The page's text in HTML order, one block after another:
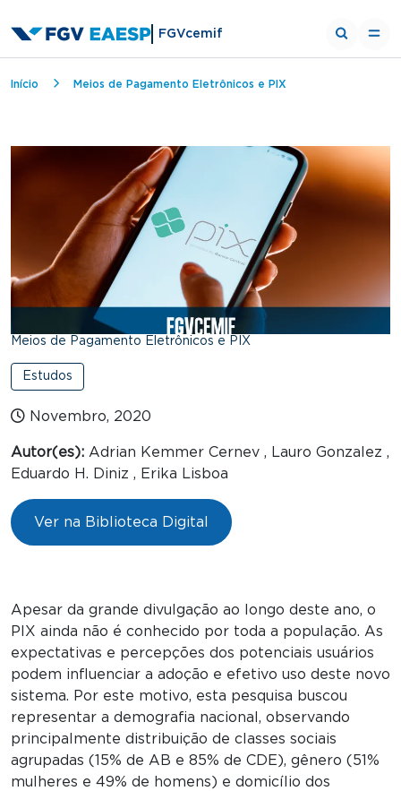
FGVcemif
Trilha de navegação
Início Meios de Pagamento Eletrônicos e PIX
Meios de Pagamento Eletrônicos e PIX
Estudos
Novembro, 2020
Autor(es): Adrian Kemmer Cernev , Lauro Gonzalez ,
Eduardo H. Diniz , Erika Lisboa
Ver na Biblioteca Digital
Apesar da grande divulgação ao longo deste ano, o
PIX ainda não é conhecido por toda a população. As
expectativas e percepções dos potenciais usuários
podem influenciar a adoção e efetivo uso deste novo
sistema. Por este motivo, esta pesquisa buscou
representar a demografia nacional, observando
principalmente distribuição de classes sociais
agrupadas (15% de AB e 85% de CDE), gênero (51%
mulheres e 49% de homens) e domicílio dos